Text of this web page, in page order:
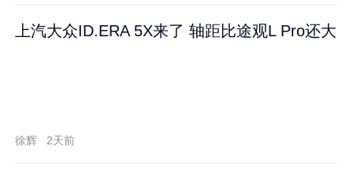
上汽大众ID.ERA 5X来了 轴距比途观L Pro还大
徐辉 2天前